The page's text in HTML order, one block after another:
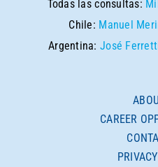
Todas las consultas:
Chile: Manuel
Argentina:José
CAREER